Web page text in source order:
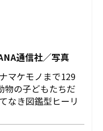
通信社／写真
マケモノまで129
物の子どもたちだ
なき図鑑型ヒーリ